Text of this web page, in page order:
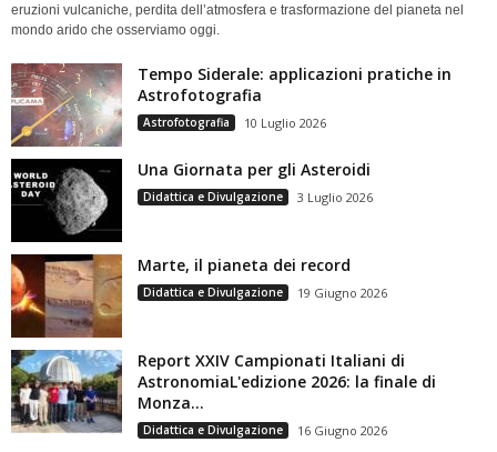
eruzioni vulcaniche, perdita dell’atmosfera e trasformazione del pianeta nel
mondo arido che osserviamo oggi.
Tempo Siderale: applicazioni pratiche in
Astrofotografia
Astrofotografia 10 Luglio 2026
Una Giornata per gli Asteroidi
Didattica e Divulgazione 3 Luglio 2026
Marte, il pianeta dei record
Didattica e Divulgazione 19 Giugno 2026
Report XXIV Campionati Italiani di
AstronomiaL'edizione 2026: la finale di
Monza...
Didattica e Divulgazione
16 Giugno 2026